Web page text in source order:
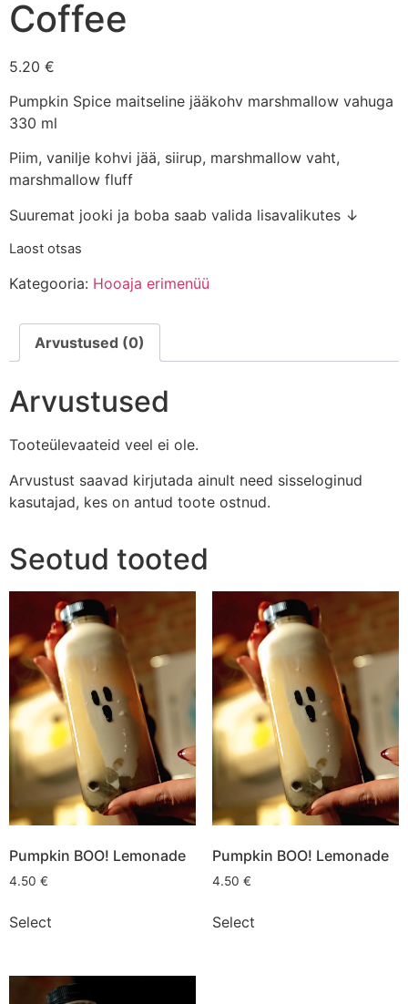
Coffee
5.20 €
Pumpkin Spice maitseline jääkohv marshmallow vahuga
330 ml
Piim, vanilje kohvi jää, siirup, marshmallow vaht,
marshmallow fluff
Suuremat jooki ja boba saab valida lisavalikutes ↓
Laost otsas
Kategooria: Hooaja erimenüü
Arvustused (0)
Arvustused
Tooteülevaateid veel ei ole.
Arvustust saavad kirjutada ainult need sisseloginud
kasutajad, kes on antud toote ostnud.
Seotud tooted
Pumpkin BOO! Lemonade
4.50 €
Select
Pumpkin BOO! Lemonade
4.50 €
Select